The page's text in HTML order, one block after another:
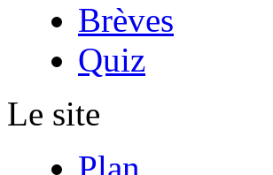
Brèves
Quiz
Le site